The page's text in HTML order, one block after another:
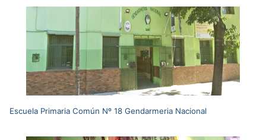
Escuela Primaria Común Nº 18 Gendarmeria Nacional